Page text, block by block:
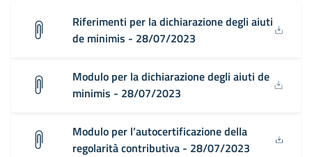
Riferimenti per la dichiarazione degli aiuti
de minimis - 28/07/2023
Modulo per la dichiarazione degli aiuti de
minimis - 28/07/2023
Modulo per l’autocertificazione della
regolarità contributiva - 28/07/2023